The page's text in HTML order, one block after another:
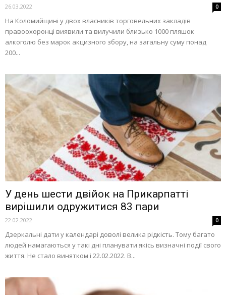
26.03.2022 0
На Коломийщині у двох власників торговельних закладів
правоохоронці виявили та вилучили близько 1000 пляшок
алкоголю без марок акцизного збору, на загальну суму понад
200...
У день шести двійок на Прикарпатті
вирішили одружитися 83 пари
22.02.2022 0
Дзеркальні дати у календарі доволі велика рідкість. Тому багато
людей намагаються у такі дні планувати якісь визначні події свого
життя. Не стало винятком і 22.02.2022. В...